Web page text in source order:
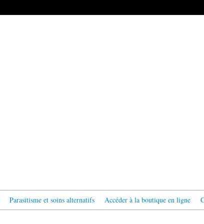
Parasitisme et soins alternatifs Accéder à la boutique en ligne